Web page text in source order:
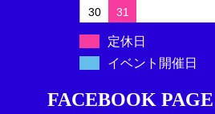
30
31
定休日
イベント開催日
FACEBOOK PAGE